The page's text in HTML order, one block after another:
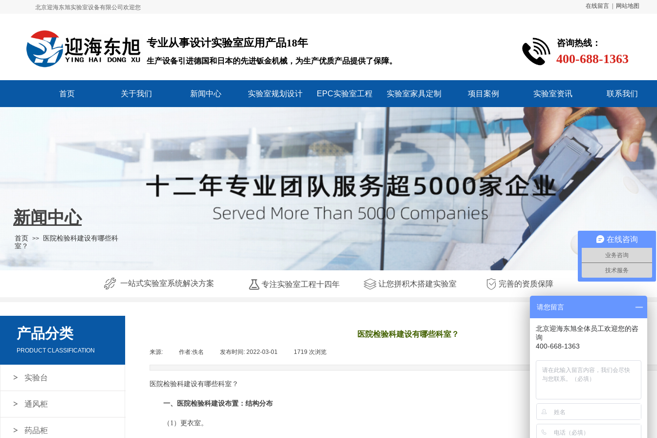
北京迎海东旭实验室设备有限公司欢迎您 在线留言 | 网站地图
专业从事设计实验室应用产品18年
生产设备引进德国和日本的先进钣金机械，为生产优质产品提供了保障。
咨询热线：
400-688-1363
首页 关于我们 新闻中心 实验室规划设计 EPC实验室工程 实验室家具定制 项目案例 实验室资讯 联系我们
新闻中心
首页 >>
医院检验科建设有哪些科
室？
一站式实验室系统解决方案 完善的资质保障
让您拼积木搭建实验室
专注实验室工程十四年
产品分类
PRODUCT CLASSIFICATION
医院检验科建设有哪些科室？
来源: 作者:佚名 发布时间: 2022-03-01 1719 次浏览
医院检验科建设有哪些科室？
一、医院检验科建设布置：结构分布
（1）更衣室。
实验台
通风柜
药品柜
在线咨询
业务咨询
技术服务
请您留言
北京迎海东旭全体员工欢迎您的咨
询
400-668-1363